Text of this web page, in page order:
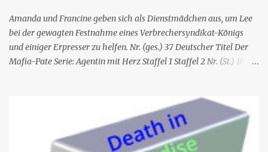
Amanda und Francine geben sich als Dienstmädchen aus, um Lee
bei der gewagten Festnahme eines Verbrechersyndikat-Königs
und einiger Erpresser zu helfen. Nr. (ges.) 37 Deutscher Titel Der
Mafia-Pate Serie: Agentin mit Herz Staffel 1 Staffel 2 Nr. (St.) 16
Mackenzie Buch Stephen Hattman Serieninfos: In dem Pilot der
Serie wird Amanda King , eine geschiedene Hausfrau und Mutter
von zwei Söhnen, als freie Mitarbeiterin eines kleinen US-
amerikanischen Geheimdienstes angeworben. Dort arbeitet sie als